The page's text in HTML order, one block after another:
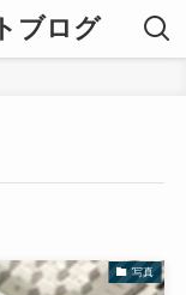
ブログ
写真